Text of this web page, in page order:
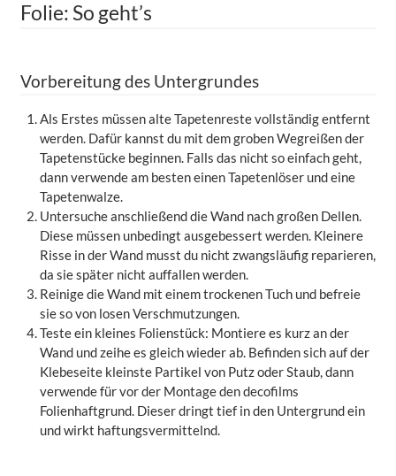
Folie: So geht’s
Vorbereitung des Untergrundes
Als Erstes müssen alte Tapetenreste vollständig entfernt
werden. Dafür kannst du mit dem groben Wegreißen der
Tapetenstücke beginnen. Falls das nicht so einfach geht,
dann verwende am besten einen Tapetenlöser und eine
Tapetenwalze.
Untersuche anschließend die Wand nach großen Dellen.
Diese müssen unbedingt ausgebessert werden. Kleinere
Risse in der Wand musst du nicht zwangsläufig reparieren,
da sie später nicht auffallen werden.
Reinige die Wand mit einem trockenen Tuch und befreie
sie so von losen Verschmutzungen.
Teste ein kleines Folienstück: Montiere es kurz an der
Wand und zeihe es gleich wieder ab. Befinden sich auf der
Klebeseite kleinste Partikel von Putz oder Staub, dann
verwende für vor der Montage den decofilms
Folienhaftgrund. Dieser dringt tief in den Untergrund ein
und wirkt haftungsvermittelnd.